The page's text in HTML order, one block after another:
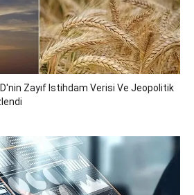
Zayıf Istihdam Verisi Ve Jeopolitik